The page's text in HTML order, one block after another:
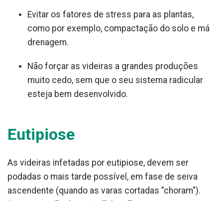
Evitar os fatores de stress para as plantas,
como por exemplo, compactação do solo e má
drenagem.
Não forçar as videiras a grandes produções
muito cedo, sem que o seu sistema radicular
esteja bem desenvolvido.
Eutipiose
As videiras infetadas por eutipiose, devem ser
podadas o mais tarde possível, em fase de seiva
ascendente (quando as varas cortadas "choram").